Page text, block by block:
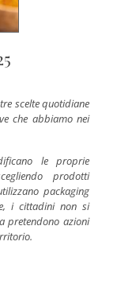
scelte quotidiane
che abbiamo nei
le proprie
prodotti
packaging
i cittadini non si
pretendono azioni